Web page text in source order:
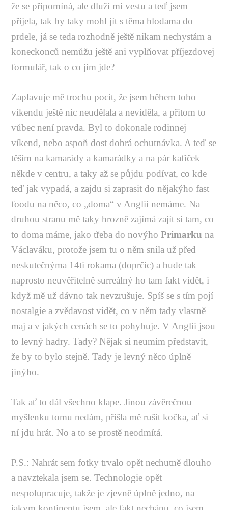
že se připomíná, ale dluží mi vestu a teď jsem
přijela, tak by taky mohl jít s těma hlodama do
prdele, já se teda rozhodně ještě nikam nechystám a
koneckonců nemůžu ještě ani vyplňovat příjezdovej
formulář, tak o co jim jde?
Zaplavuje mě trochu pocit, že jsem během toho
víkendu ještě nic neudělala a neviděla, a přitom to
vůbec není pravda. Byl to dokonale rodinnej
víkend, nebo aspoň dost dobrá ochutnávka. A teď se
těším na kamarády a kamarádky a na pár kafíček
někde v centru, a taky až se půjdu podívat, co kde
teď jak vypadá, a zajdu si zaprasit do nějakýho fast
foodu na něco, co „doma“ v Anglii nemáme. Na
druhou stranu mě taky hrozně zajímá zajít si tam, co
to doma máme, jako třeba do novýhoPrimarku na
Václaváku, protože jsem tu o něm snila už před
neskutečnýma 14ti rokama (doprčic) a bude tak
naprosto neuvěřitelně surreálný ho tam fakt vidět, i
když mě už dávno tak nevzrušuje. Spíš se s tím pojí
nostalgie a zvědavost vidět, co v něm tady vlastně
maj a v jakých cenách se to pohybuje. V Anglii jsou
to levný hadry. Tady? Nějak si neumim představit,
že by to bylo stejně. Tady je levný něco úplně
jinýho.
Tak ať to dál všechno klape. Jinou závěrečnou
myšlenku tomu nedám, přišla mě rušit kočka, ať si
ní jdu hrát. No a to se prostě neodmítá.
P.S.: Nahrát sem fotky trvalo opět nechutně dlouho
a navztekala jsem se. Technologie opět
nespolupracuje, takže je zjevně úplně jedno, na